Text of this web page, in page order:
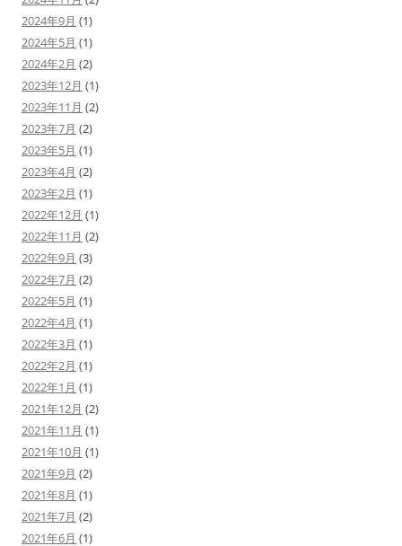
2024年9月 (1)
2024年5月 (1)
2024年2月 (2)
2023年12月 (1)
2023年11月 (2)
2023年7月 (2)
2023年5月 (1)
2023年4月 (2)
2023年2月 (1)
2022年12月 (1)
2022年11月 (2)
2022年9月 (3)
2022年7月 (2)
2022年5月 (1)
2022年4月 (1)
2022年3月 (1)
2022年2月 (1)
2022年1月 (1)
2021年12月 (2)
2021年11月 (1)
2021年10月 (1)
2021年9月 (2)
2021年8月 (1)
2021年7月 (2)
2021年6月 (1)